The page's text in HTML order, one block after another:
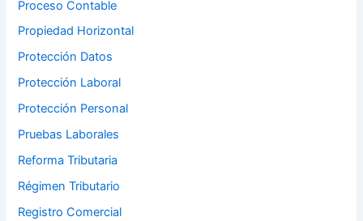
Proceso Contable
Propiedad Horizontal
Protección Datos
Protección Laboral
Protección Personal
Pruebas Laborales
Reforma Tributaria
Régimen Tributario
Registro Comercial